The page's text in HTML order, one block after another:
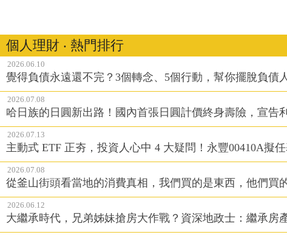
個人理財 ‧ 熱門排行
2026.06.10
覺得負債永遠還不完？3個轉念、5個行動，幫你擺脫負債
2026.07.08
哈日族的日圓新出路！國內首張日圓計價終身壽險，宣告
2026.07.13
主動式 ETF 正夯，投資人心中 4 大疑問！永豐00410A擬
2026.07.08
從釜山街頭看當地的消費真相，我們買的是東西，他們買
2026.06.12
大繼承時代，兄弟姊妹搶房大作戰？資深地政士：繼承房